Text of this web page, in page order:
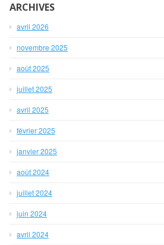
ARCHIVES
avril 2026
novembre 2025
août 2025
juillet 2025
avril 2025
février 2025
janvier 2025
août 2024
juillet 2024
juin 2024
avril 2024